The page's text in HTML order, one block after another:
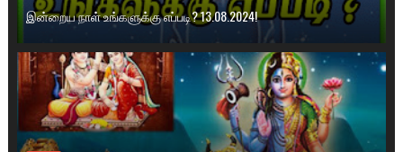
இன்றைய நாள் உங்களுக்கு எப்படி? 13.08.2024!